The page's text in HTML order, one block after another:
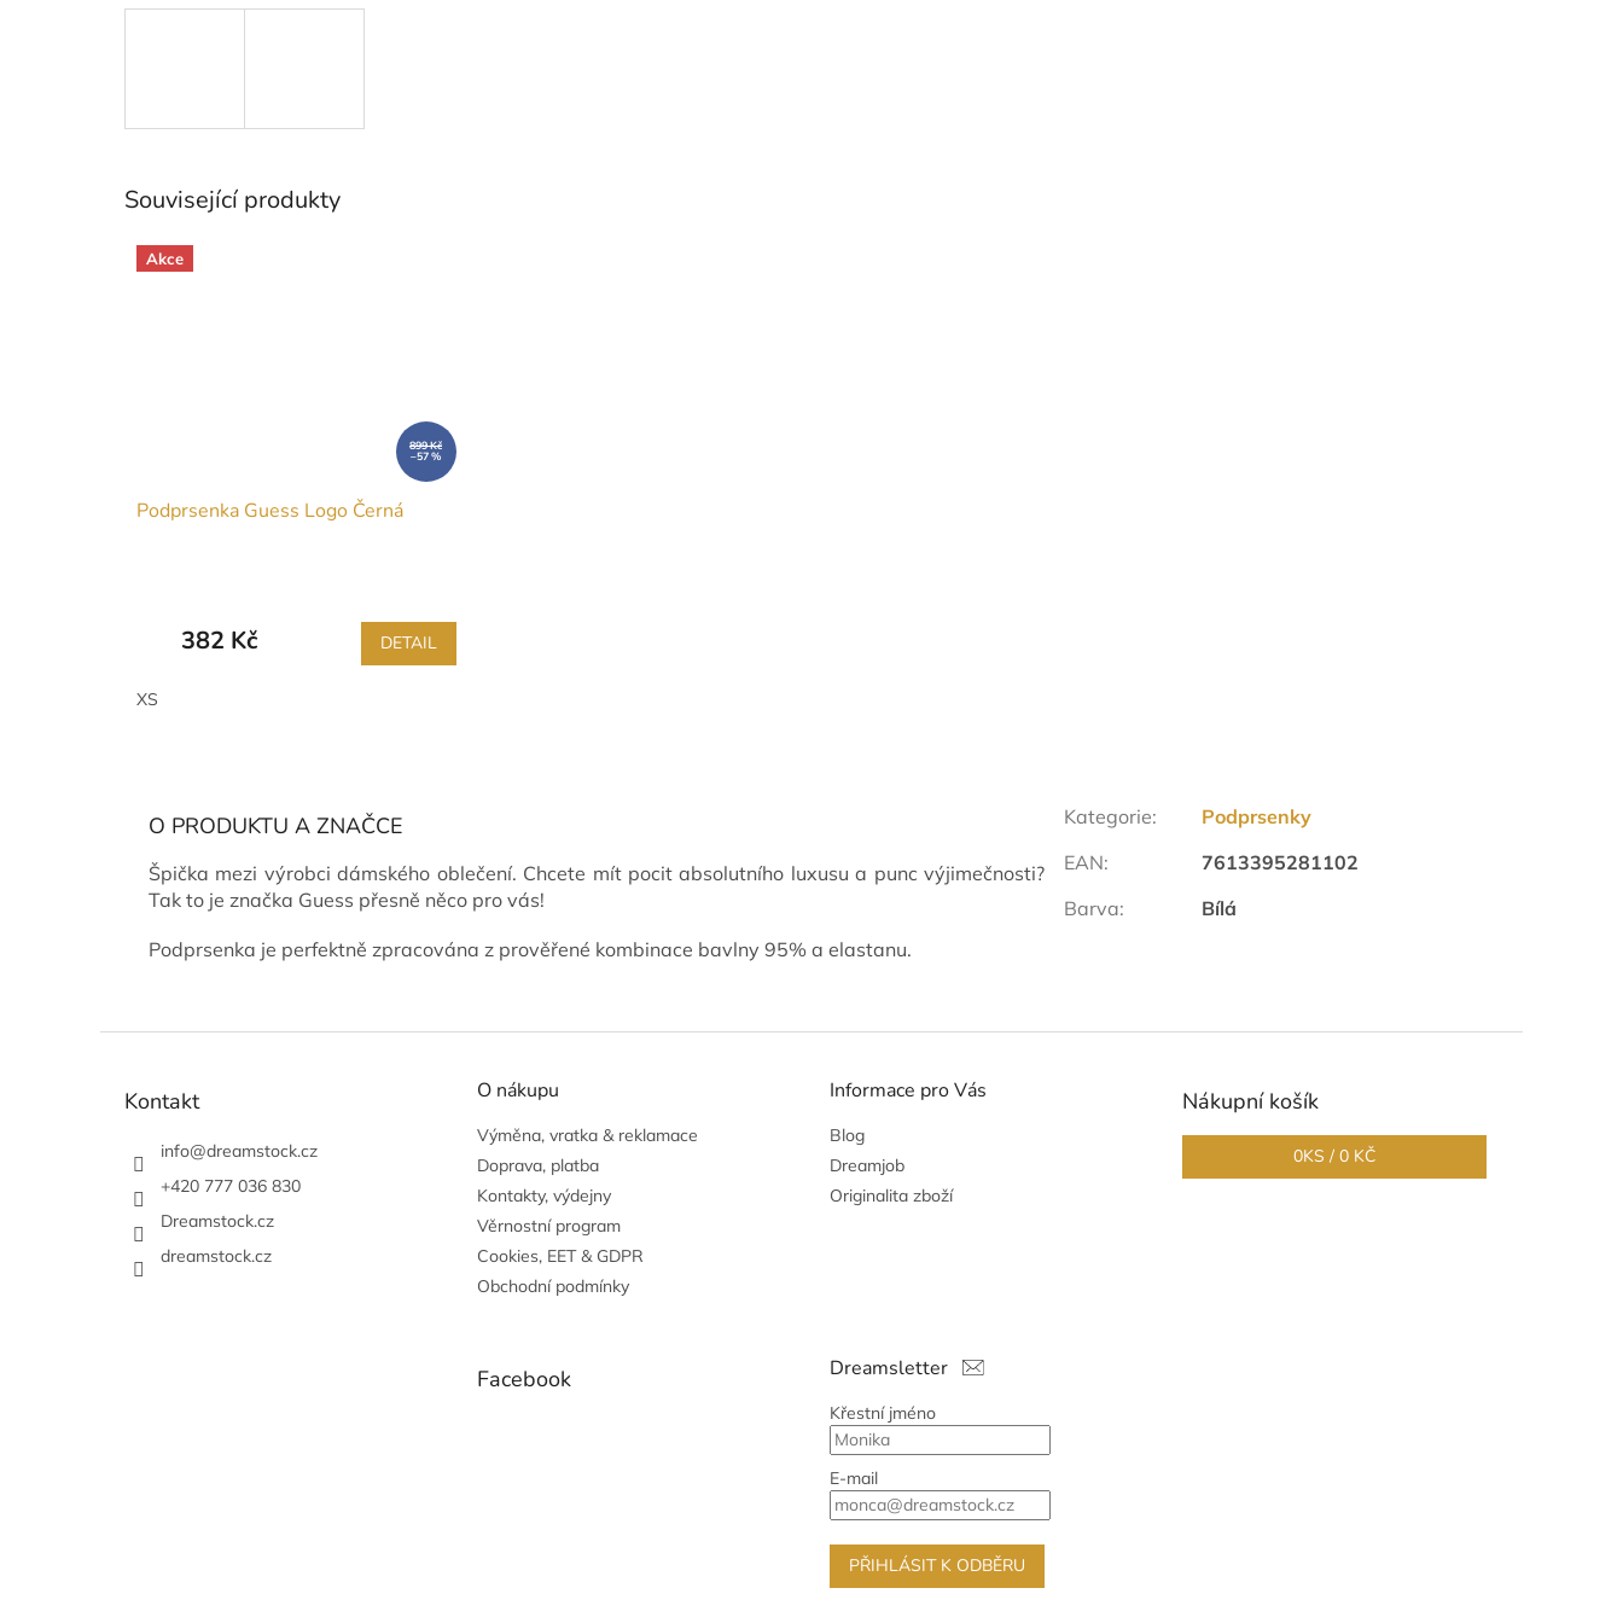
Související produkty
Akce
899 Kč
–57 %
Podprsenka Guess Logo Černá
382 Kč DETAIL
XS
O PRODUKTU A ZNAČCE
Špička mezi výrobci dámského oblečení. Chcete mít pocit absolutního luxusu a punc výjimečnosti?
Tak to je značka Guess přesně něco pro vás!
Podprsenka je perfektně zpracována z prověřené kombinace bavlny 95% a elastanu.
Kategorie:
Podprsenky
EAN:
7613395281102
Barva: Bílá
Kontakt
info@dreamstock.cz
+420 777 036 830
Dreamstock.cz
dreamstock.cz
O nákupu
Výměna, vratka & reklamace
Doprava, platba
Kontakty, výdejny
Věrnostní program
Cookies, EET & GDPR
Obchodní podmínky
Informace pro Vás
Blog
Dreamjob
Originalita zboží
Nákupní košík
0KS / 0 KČ
Facebook Dreamsletter
Křestní jméno
E-mail
PŘIHLÁSIT K ODBĚRU